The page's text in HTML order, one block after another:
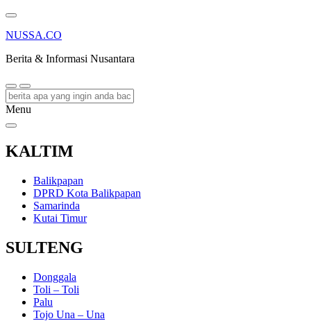
NUSSA.CO
Berita & Informasi Nusantara
Menu
KALTIM
Balikpapan
DPRD Kota Balikpapan
Samarinda
Kutai Timur
SULTENG
Donggala
Toli – Toli
Palu
Tojo Una – Una